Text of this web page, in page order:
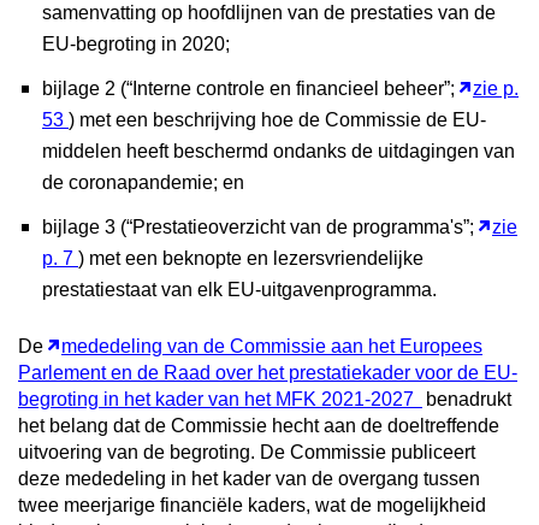
samenvatting op hoofdlijnen van de prestaties van de
EU-begroting in 2020;
bijlage 2 (“Interne controle en financieel beheer”;
zie p.
53 ) met een beschrijving hoe de Commissie de EU-
middelen heeft beschermd ondanks de uitdagingen van
de coronapandemie; en
bijlage 3 (“Prestatieoverzicht van de programma's”;
zie
p. 7 ) met een beknopte en lezersvriendelijke
prestatiestaat van elk EU-uitgavenprogramma.
De
mededeling van de Commissie aan het Europees
Parlement en de Raad over het prestatiekader voor de EU-
begroting in het kader van het MFK 2021-2027
benadrukt
het belang dat de Commissie hecht aan de doeltreffende
uitvoering van de begroting. De Commissie publiceert
deze mededeling in het kader van de overgang tussen
twee meerjarige financiële kaders, wat de mogelijkheid